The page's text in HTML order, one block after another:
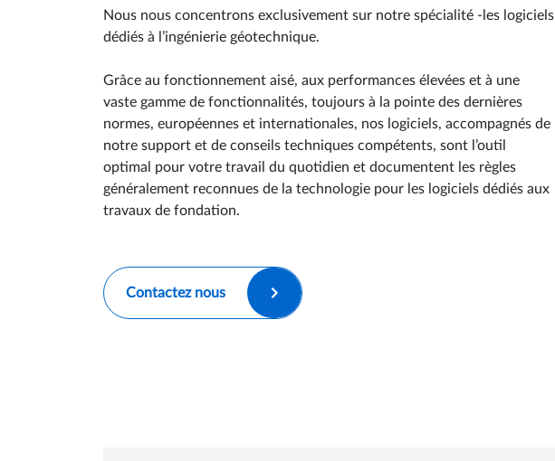
Nous nous concentrons exclusivement sur notre spécialité -les logiciels
dédiés à l’ingénierie géotechnique.
Grâce au fonctionnement aisé, aux performances élevées et à une
vaste gamme de fonctionnalités, toujours à la pointe des dernières
normes, européennes et internationales, nos logiciels, accompagnés de
notre support et de conseils techniques compétents, sont l’outil
optimal pour votre travail du quotidien et documentent les règles
généralement reconnues de la technologie pour les logiciels dédiés aux
travaux de fondation.
Contactez nous